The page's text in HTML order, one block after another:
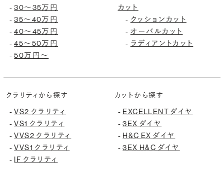
-30〜35万円
-35〜40万円
-40〜45万円
-45〜50万円
-50万円〜
カット
- クッションカット
- オーバルカット
- ラディアントカット
クラリティから探す
-VS2 クラリティ
-VS1 クラリティ
-VVS2 クラリティ
-VVS1 クラリティ
-
IF クラリティ
カットから探す
- EXCELLENT ダイヤ
-3EX ダイヤ
- H&C EX ダイヤ
-3EX H&C ダイヤ